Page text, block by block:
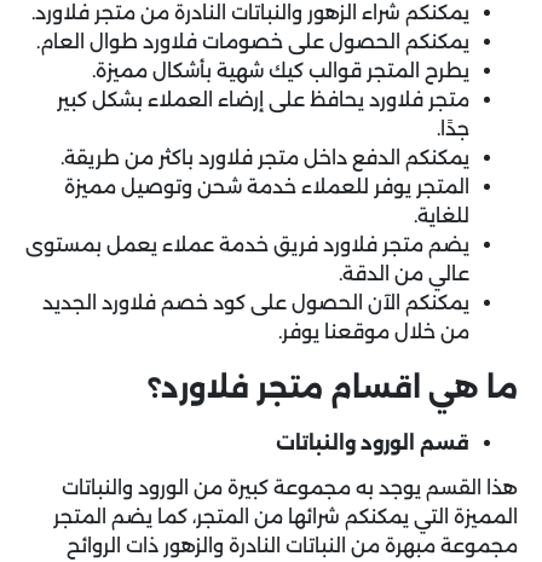
يمكنكم شراء الزهور والنباتات النادرة من متجر فلاورد.
يمكنكم الحصول على خصومات فلاورد طوال العام.
يطرح المتجر قوالب كيك شهية بأشكال مميزة.
متجر فلاورد يحافظ على إرضاء العملاء بشكل كبير
جدًا.
يمكنكم الدفع داخل متجر فلاورد باكثر من طريقة.
المتجر يوفر للعملاء خدمة شحن وتوصيل مميزة
للغاية.
يضم متجر فلاورد فريق خدمة عملاء يعمل بمستوى
عالي من الدقة.
يمكنكم الآن الحصول على كود خصم فلاورد الجديد
من خلال موقعنا يوفر.
ما هي اقسام متجر فلاورد؟
قسم الورود والنباتات
هذا القسم يوجد به مجموعة كبيرة من الورود والنباتات
المميزة التي يمكنكم شرائها من المتجر، كما يضم المتجر
مجموعة مبهرة من النباتات النادرة والزهور ذات الروائح